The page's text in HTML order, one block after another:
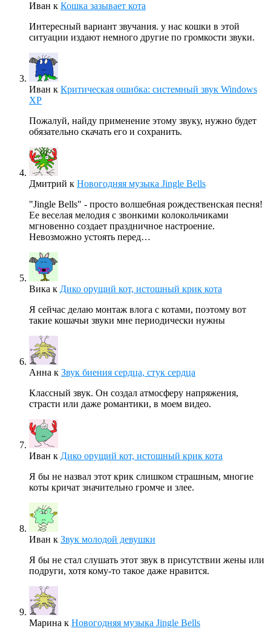
Иван к Кошка зазывает кота
Интересный вариант звучания. у нас кошки в этой
ситуации издают немного другие по громкости звуки.
Иван к Критическая ошибка: системный звук Windows
XP
Пожалуй, найду применение этому звуку, нужно будет
обязательно скачать его и сохранить.
Дмитрий к Новогодняя музыка Jingle Bells
"Jingle Bells" - просто волшебная рождественская песня!
Ее веселая мелодия с звонкими колокольчиками
мгновенно создает праздничное настроение.
Невозможно устоять перед…
Вика к Дико орущий кот, истошный крик кота
Я сейчас делаю монтаж влога с котами, поэтому вот
такие кошачьи звуки мне периодически нужны
Анна к Звук биения сердца, стук сердца
Классный звук. Он создал атмосферу напряжения,
страсти или даже романтики, в моем видео.
Иван к Дико орущий кот, истошный крик кота
Я бы не назвал этот крик слишком страшным, многие
коты кричат значительно громче и злее.
Иван к Звук молодой девушки
Я бы не стал слушать этот звук в присутствии жены или
подруги, хотя кому-то такое даже нравится.
Марина к Новогодняя музыка Jingle Bells